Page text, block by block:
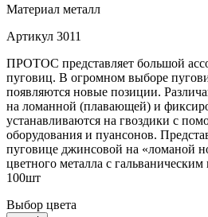
Материал металл
Артикул 3011
ПРОТОС представляет большой
пуговиц. В огромном выборе
появляются новые позиции.
на ломанной (плавающей) и
устанавливаются на гвоздики с
оборудования и пуансонов.
пуговице джинсовой на «ломаной
цветного металла с
100шт
Выбор цвета